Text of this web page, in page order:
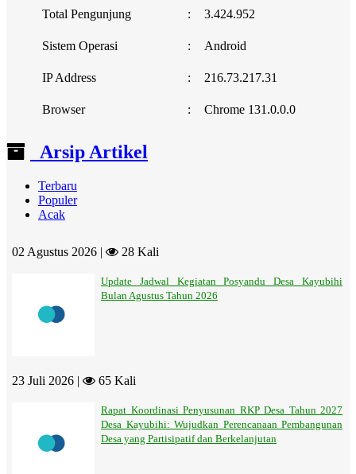
Total Pengunjung : 3.424.952
Sistem Operasi : Android
IP Address : 216.73.217.31
Browser : Chrome 131.0.0.0
Arsip Artikel
Terbaru
Populer
Acak
02 Agustus 2026 | 28 Kali
Update Jadwal Kegiatan Posyandu Desa Kayubihi
Bulan Agustus Tahun 2026
23 Juli 2026 | 65 Kali
Rapat Koordinasi Penyusunan RKP Desa Tahun 2027
Desa Kayubihi: Wujudkan Perencanaan Pembangunan
Desa yang Partisipatif dan Berkelanjutan